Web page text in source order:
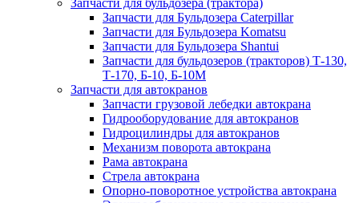
Запчасти для бульдозера (трактора)
Запчасти для Бульдозера Caterpillar
Запчасти для Бульдозера Komatsu
Запчасти для Бульдозера Shantui
Запчасти для бульдозеров (тракторов) Т-130,
Т-170, Б-10, Б-10М
Запчасти для автокранов
Запчасти грузовой лебедки автокрана
Гидрооборудование для автокранов
Гидроцилиндры для автокранов
Механизм поворота автокрана
Рама автокрана
Стрела автокрана
Опорно-поворотное устройства автокрана